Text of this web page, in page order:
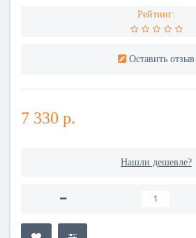
Рейтинг:
Оставить отзыв
7 330 р.
Нашли дешевле?